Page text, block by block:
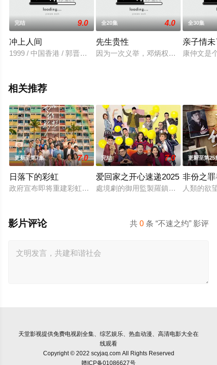
完结 9.0
冲上人间
1999 / 中国香港 / 郭晋安,张可颐,陈法蓉,张家辉,林晓峰
全20集 4.0
先生贵性
因为一次义举，邓炳权（罗嘉良 饰
全30集
亲子情
康仲文是
相关推荐
更新至第7集 7.0
日落下的彩虹
政府宣布即将重建彩虹邨──这条超过60年的名牌屋邨，满载香
完结 7.0
爱回家之开心速递2025
處境劇的御用監製羅鎮岳已經準備開
更新至第25
非份之
人類的欲
共0 条 “不速之约” 影评
影片评论
天堂影视提供免费电视剧全集、综艺娱乐、热血动漫、高清电影大全在
线观看
Copyright © 2022 scyjaq.com All Rights Reserved
赣ICP备01086627号